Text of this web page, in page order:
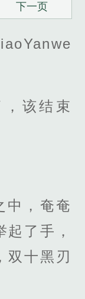
下一页
该结束
中，奄奄
了手，
双十黑刃